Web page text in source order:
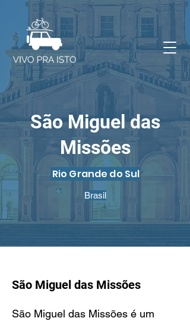
São Miguel das
Missões
Rio Grande do Sul
Brasil
São Miguel das Missões
São Miguel das Missões é um